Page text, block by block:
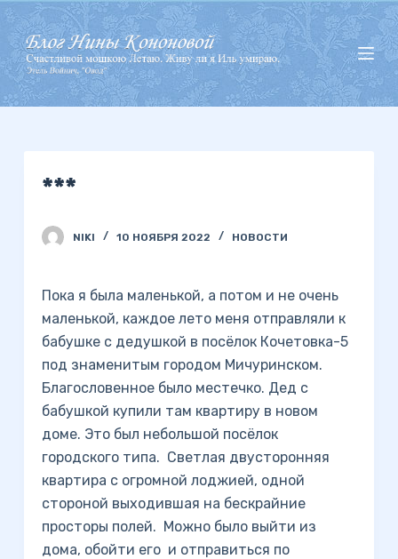
П
е
р
е
й
***
NIKI 10 НОЯБРЯ 2022 НОВОСТИ
Пока я была маленькой, а потом и не очень
маленькой, каждое лето меня отправляли к
бабушке с дедушкой в посёлок Кочетовка-5
под знаменитым городом Мичуринском.
Благословенное было местечко. Дед с
бабушкой купили там квартиру в новом
доме. Это был небольшой посёлок
городского типа. Светлая двусторонняя
квартира с огромной лоджией, одной
стороной выходившая на бескрайние
просторы полей. Можно было выйти из
дома, обойти его и отправиться по